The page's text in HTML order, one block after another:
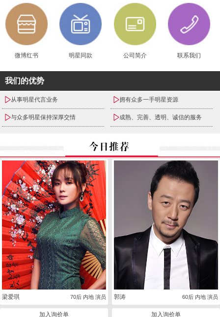
微博红书 明星同款 公司简介 联系我们
我们的优势
从事明星代言业务 拥有众多一手明星资源
与众多明星保持深厚交情 成熟、完善、透明、诚信的服务
梁爱琪 70后 内地 演员
加入询价单
郭涛 60后 内地 演员
加入询价单